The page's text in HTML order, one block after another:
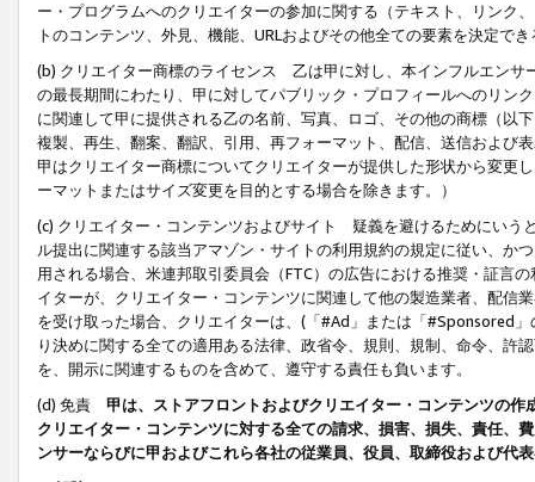
ー・プログラムへのクリエイターの参加に関する（テキスト、リンク
トのコンテンツ、外見、機能、URLおよびその他全ての要素を決定で
(b) クリエイター商標のライセンス 乙は甲に対し、本インフルエンサ
の最長期間にわたり、甲に対してパブリック・プロフィールへのリン
に関連して甲に提供される乙の名前、写真、ロゴ、その他の商標（以
複製、再生、翻案、翻訳、引用、再フォーマット、配信、送信および
甲はクリエイター商標についてクリエイターが提供した形状から変更
ーマットまたはサイズ変更を目的とする場合を除きます。）
(c) クリエイター・コンテンツおよびサイト 疑義を避けるためにいう
ル提出に関連する該当アマゾン・サイトの利用規約の規定に従い、か
用される場合、米連邦取引委員会（FTC）の広告における推奨・証言
イターが、クリエイター・コンテンツに関連して他の製造業者、配信
を受け取った場合、クリエイターは、(「#Ad」または「#Sponsored
り決めに関する全ての適用ある法律、政省令、規則、規制、命令、許
を、開示に関連するものを含めて、遵守する責任も負います。
(d) 免責 甲は、ストアフロントおよびクリエイター・コンテンツの
クリエイター・コンテンツに対する全ての請求、損害、損失、責任、
ンサーならびに甲およびこれら各社の従業員、役員、取締役および代